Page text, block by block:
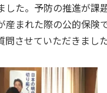
した。予防の推進が課
産まれた際の公的保険
させていただきました